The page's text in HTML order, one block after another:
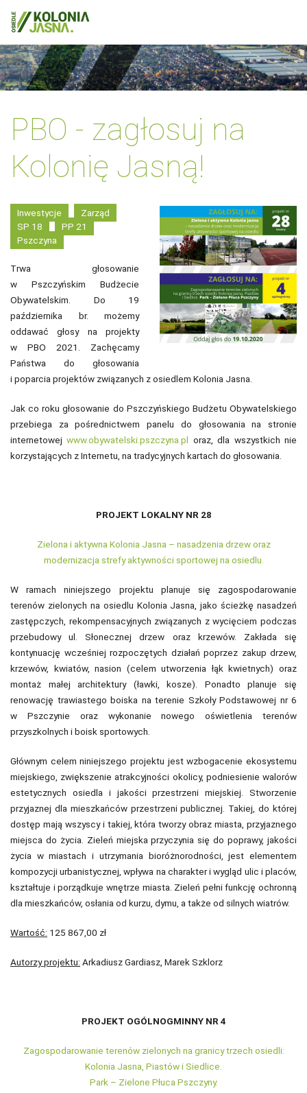
PBO - zagłosuj na
Kolonię Jasną!
Inwestycje
Zarząd
SP 18
PP 21
Pszczyna
Trwa głosowanie
w Pszczyńskim Budżecie
Obywatelskim. Do 19
października br. możemy
oddawać głosy na projekty
w PBO 2021. Zachęcamy
Państwa do głosowania
i poparcia projektów związanych z osiedlem Kolonia Jasna.
Jak co roku głosowanie do Pszczyńskiego Budżetu Obywatelskiego
przebiega za pośrednictwem panelu do głosowania na stronie
internetowejwww.obywatelski.pszczyna.pl oraz, dla wszystkich nie
korzystających z Internetu, na tradycyjnych kartach do głosowania.
PROJEKT LOKALNY NR 28
Zielona i aktywna Kolonia Jasna – nasadzenia drzew oraz
modernizacja strefy aktywności sportowej na osiedlu.
W ramach niniejszego projektu planuje się zagospodarowanie
terenów zielonych na osiedlu Kolonia Jasna, jako ścieżkę nasadzeń
zastępczych, rekompensacyjnych związanych z wycięciem podczas
przebudowy ul. Słonecznej drzew oraz krzewów. Zakłada się
kontynuację wcześniej rozpoczętych działań poprzez zakup drzew,
krzewów, kwiatów, nasion (celem utworzenia łąk kwietnych) oraz
montaż małej architektury (ławki, kosze). Ponadto planuje się
renowację trawiastego boiska na terenie Szkoły Podstawowej nr 6
w Pszczynie oraz wykonanie nowego oświetlenia terenów
przyszkolnych i boisk sportowych.
Głównym celem niniejszego projektu jest wzbogacenie ekosystemu
miejskiego, zwiększenie atrakcyjności okolicy, podniesienie walorów
estetycznych osiedla i jakości przestrzeni miejskiej. Stworzenie
przyjaznej dla mieszkańców przestrzeni publicznej. Takiej, do której
dostęp mają wszyscy i takiej, która tworzy obraz miasta, przyjaznego
miejsca do życia. Zieleń miejska przyczynia się do poprawy, jakości
życia w miastach i utrzymania bioróżnorodności, jest elementem
kompozycji urbanistycznej, wpływa na charakter i wygląd ulic i placów,
kształtuje i porządkuje wnętrze miasta. Zieleń pełni funkcję ochronną
dla mieszkańców, osłania od kurzu, dymu, a także od silnych wiatrów.
Wartość: 125 867,00 zł
Autorzy projektu: Arkadiusz Gardiasz, Marek Szklorz
PROJEKT OGÓLNOGMINNY NR 4
Zagospodarowanie terenów zielonych na granicy trzech osiedli:
Kolonia Jasna, Piastów i Siedlice.
Park – Zielone Płuca Pszczyny.